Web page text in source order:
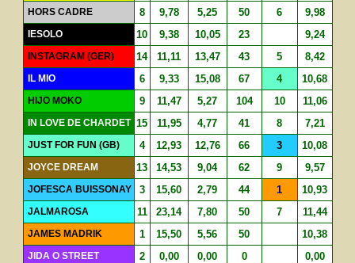
HORS CADRE 8 9,78 5,25 50 6 9,98
IESOLO 10 9,38 10,05 23 9,24
INSTAGRAM (GER) 14 11,11 13,47 43 5 8,42
IL MIO 6 9,33 15,08 67 4 10,68
HIJO MOKO 9 11,47 5,27 104 10 11,06
IN LOVE DE CHARDET 15 11,95 4,77 41 8 7,21
JUST FOR FUN (GB) 4 12,93 12,76 66 3 10,08
JOYCE DREAM 13 14,53 9,04 62 9 9,57
JOFESCA BUISSONAY 3 15,60 2,79 44 1 10,93
JALMAROSA 11 23,14 7,80 50 7 11,44
JAMES MADRIK 1 15,50 5,56 50 10,38
JIDA O STREET 2 0,00 0,00 0 0,00